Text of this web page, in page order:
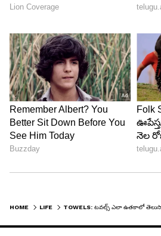
ఉపయోగిస్తాయి. ఇవి టవల్స్
సహాయపడతాయి. దీనివల్ల టవల్స్
ఎక్కువ సేపు తడిగా ఉన్న టవల్స్‌
వస్తుంది. కాబట్టి.. మంచిగా
మడతపెట్టి దాచుకోవాలి. మరీ
ఆరేయకూడదు.
HOME LIFE